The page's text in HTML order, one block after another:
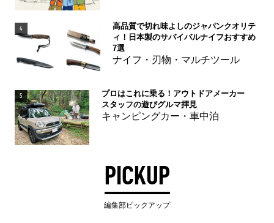
4
高品質で切れ味よしのジャパンクオリテ
ィ！日本製のサバイバルナイフおすすめ
7選
ナイフ・刃物・マルチツール
5
プロはこれに乗る！アウトドアメーカー
スタッフの遊びグルマ拝見
キャンピングカー・車中泊
PICKUP
編集部ピックアップ